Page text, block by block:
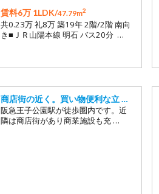
賃料6万 1LDK/47.79m2
共0.23万 礼8万 築19年 2階/2階 南向
き■ＪＲ山陽本線 明石 バス20分 …
商店街の近く。買い物便利な立 …
阪急王子公園駅が徒歩圏内です。近
隣は商店街があり商業施設も充 …